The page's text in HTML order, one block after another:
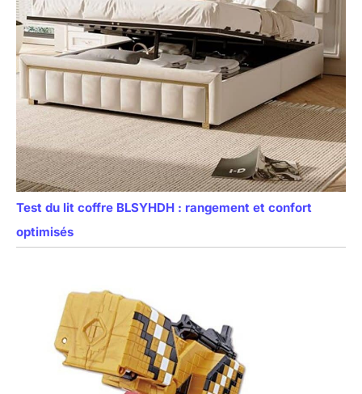
Test du lit coffre BLSYHDH : rangement et confort
optimisés